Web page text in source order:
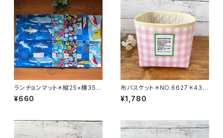
ランチョンマット＊縦25×横35＊
幼稚園＊男の子＊No.6198＊15
00.1503.1505.1506.1507＊H
¥660
布バスケット＊NO.6627＊439
＊anone
¥1,780